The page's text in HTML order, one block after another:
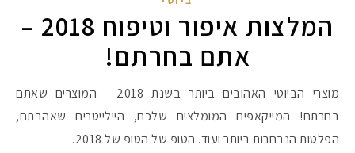
המלצות איפור וטיפוח 2018 –
אתם בחרתם!
מוצרי הביוטי האהובים ביותר בשנת 2018 - המוצרים שאתם
בחרתם! המייקאפים המומלצים שלכם, היילייטרים שאהבתם,
הפלטות הנבחרות ביותר ועוד. הטופ של הטופ של 2018.